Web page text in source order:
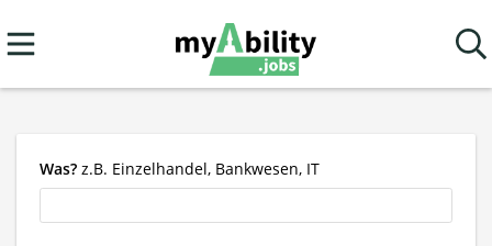
Was? z.B. Einzelhandel, Bankwesen, IT